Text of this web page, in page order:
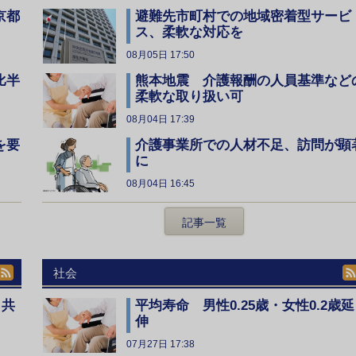
都
半
要
避難先市町村での地域密着型サービ
ス、柔軟な対応を
08月05日 17:50
熊本地震 介護報酬の人員基準など
柔軟な取り扱い可
08月04日 17:39
介護事業所での人材不足、訪問が顕
に
08月04日 16:45
記事一覧
社会
平均寿命 男性0.25歳・女性0.2歳延
伸
07月27日 17:38